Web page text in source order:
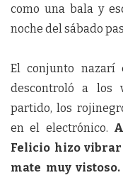
como una bala y
noche del sábado
El conjunto nazarí
descontroló a los
partido, los
en el electrónico.
Felicio hizo vibrar
mate muy vistoso.